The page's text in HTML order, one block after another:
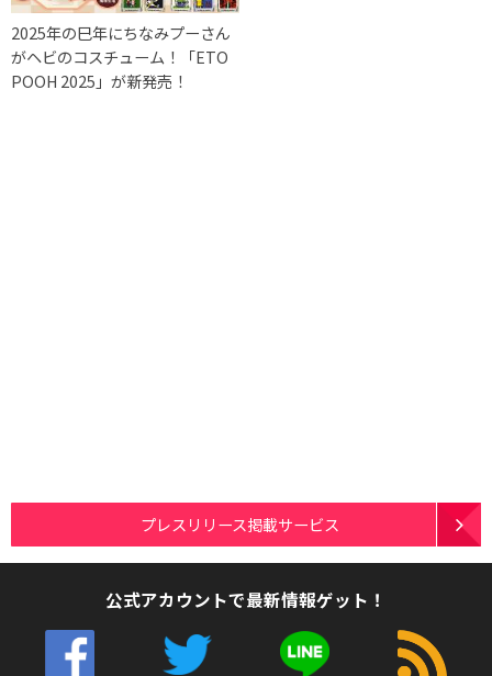
2025年の巳年にちなみプーさん
がヘビのコスチューム！「ETO
POOH 2025」が新発売！
プレスリリース掲載サービス
公式アカウントで最新情報ゲット！